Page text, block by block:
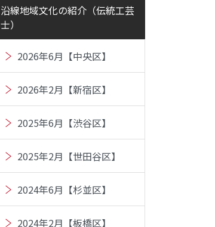
沿線地域文化の紹介（伝統工芸
士）
2026年6月【中央区】
2026年2月【新宿区】
2025年6月【渋谷区】
2025年2月【世田谷区】
2024年6月【杉並区】
2024年2月【板橋区】